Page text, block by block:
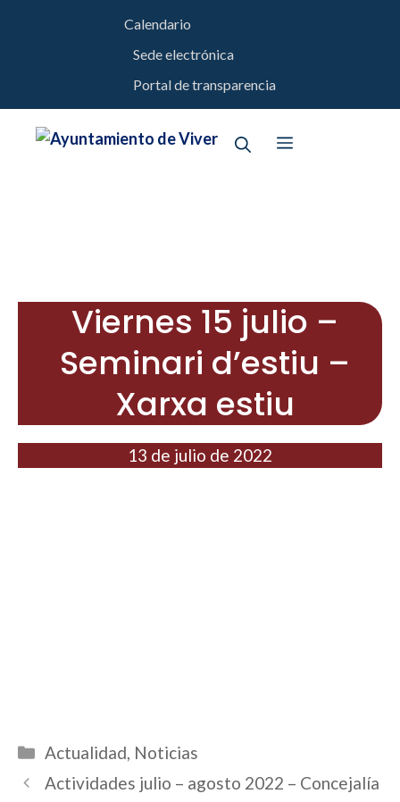
Calendario
Sede electrónica
Portal de transparencia
Menú
Viernes 15 julio –
Seminari d’estiu –
Xarxa estiu
13 de julio de 2022
Categorías
Actualidad, Noticias
Actividades julio – agosto 2022 – Concejalía